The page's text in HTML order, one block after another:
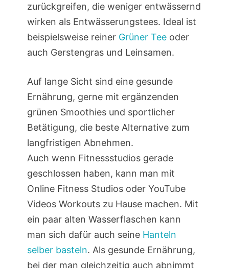
zurückgreifen, die weniger entwässernd
wirken als Entwässerungstees. Ideal ist
beispielsweise reiner Grüner Teeoder
auch Gerstengras und Leinsamen.
Auf lange Sicht sind eine gesunde
Ernährung, gerne mit ergänzenden
grünen Smoothies und sportlicher
Betätigung, die beste Alternative zum
langfristigen Abnehmen.
Auch wenn Fitnessstudios gerade
geschlossen haben, kann man mit
Online Fitness Studios oder YouTube
Videos Workouts zu Hause machen. Mit
ein paar alten Wasserflaschen kann
man sich dafür auch seine Hanteln
selber basteln. Als gesunde Ernährung,
bei der man gleichzeitig auch abnimmt